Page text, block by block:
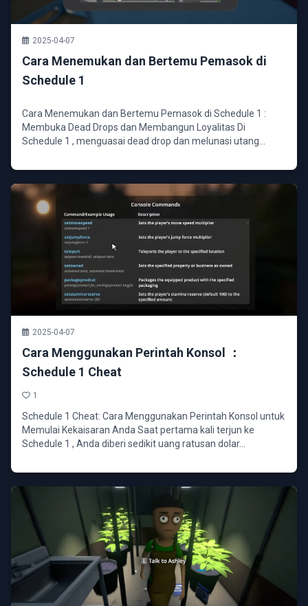
2025-04-07
Cara Menemukan dan Bertemu Pemasok di
Schedule 1
Cara Menemukan dan Bertemu Pemasok di Schedule 1 :
Membuka Dead Drops dan Membangun Loyalitas Di
Schedule 1 , menguasai dead drop dan melunasi utang
2025-04-07
Cara Menggunakan Perintah Konsol ：
Schedule 1 Cheat
1
Schedule 1 Cheat: Cara Menggunakan Perintah Konsol untuk
Memulai Kekaisaran Anda Saat pertama kali terjun ke
Schedule 1 , Anda diberi sedikit uang ratusan dolar...